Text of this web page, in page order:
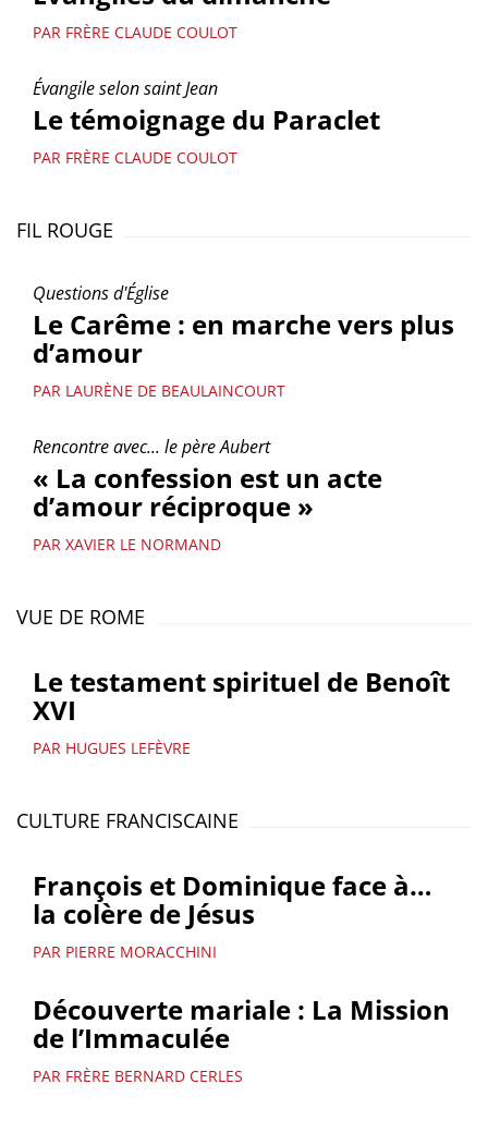
PAR FRÈRE CLAUDE COULOT
Évangile selon saint Jean
Le témoignage du Paraclet
PAR FRÈRE CLAUDE COULOT
FIL ROUGE
Questions d'Église
Le Carême : en marche vers plus
d’amour
PAR LAURÈNE DE BEAULAINCOURT
Rencontre avec... le père Aubert
« La confession est un acte
d’amour réciproque »
PAR XAVIER LE NORMAND
VUE DE ROME
Le testament spirituel de Benoît
XVI
PAR HUGUES LEFÈVRE
CULTURE FRANCISCAINE
François et Dominique face à…
la colère de Jésus
PAR PIERRE MORACCHINI
Découverte mariale : La Mission
de l’Immaculée
PAR FRÈRE BERNARD CERLES